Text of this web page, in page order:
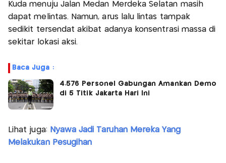
Kuda menuju Jalan Medan Merdeka Selatan masih
dapat melintas. Namun, arus lalu lintas tampak
sedikit tersendat akibat adanya konsentrasi massa di
sekitar lokasi aksi.
Baca Juga :
4.576 Personel Gabungan Amankan Demo
di 5 Titik Jakarta Hari Ini
Lihat juga: Nyawa Jadi Taruhan Mereka Yang
Melakukan Pesugihan